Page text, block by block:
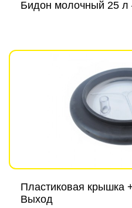
Бидон молочный 25 л
Пластиковая крышка
Выход